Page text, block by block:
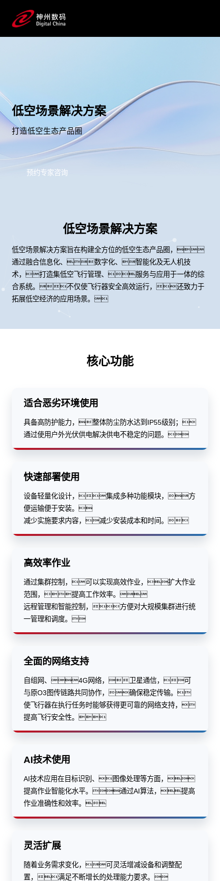
低空场景解决方案
打造低空生态产品圈
预约专家咨询
低空场景解决方案
低空场景解决方案旨在构建全方位的低空生态产品圈，
通过融合信息化、数字化、智能化及无人机技
术，打造集低空飞行管理、服务与应用于一体的综
合系统。不仅使飞行器安全高效运行，还致力于
拓展低空经济的应用场景。
核心功能
适合恶劣环境使用
具备高防护能力，整体防尘防水达到IP55级别；
通过使用户外光伏供电解决供电不稳定的问题。
快速部署使用
设备轻量化设计，集成多种功能模块，方
便运输便于安装。
减少实施要求内容，减少安装成本和时间。
高效率作业
通过集群控制，可以实现高效作业，扩大作业
范围，提高工作效率。
远程管理和智能控制，方便对大规模集群进行统
一管理和调度。
全面的网络支持
自组网、4G网络，卫星通信，可
与原O3图传链路共同协作，确保稳定传输。
使飞行器在执行任务时能够获得更可靠的网络支持，
提高飞行安全性。
AI技术使用
AI技术应用在目标识别、图像处理等方面，
提高作业智能化水平。通过AI算法，提高
作业准确性和效率。
灵活扩展
随着业务需求变化，可灵活增减设备和调整配
置，满足不断增长的处理能力要求。